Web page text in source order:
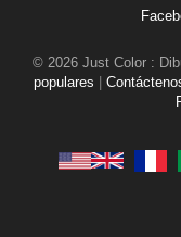
© 2026 Just Color :
populares